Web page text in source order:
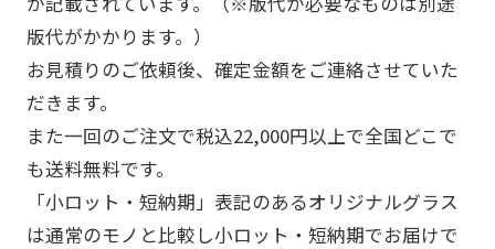
版代がかかります。）
お見積りのご依頼後、確定金額をご連絡させていた
だきます。
また一回のご注文で税込22,000円以上で全国どこで
も送料無料です。
「小ロット・短納期」表記のあるオリジナルグラス
は通常のモノと比較し小ロット・短納期でお届けで